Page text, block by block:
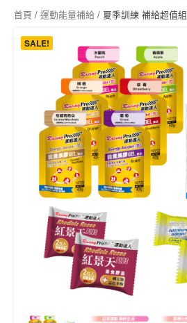
首頁 / 運動能量補給 / 夏季訓練 補給超值組
SALE!